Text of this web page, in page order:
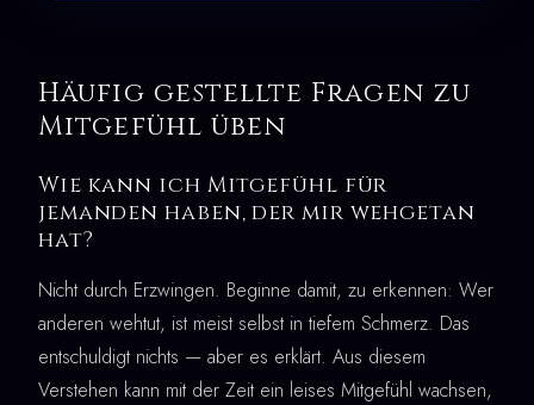
Häufig gestellte Fragen zu
Mitgefühl üben
Wie kann ich Mitgefühl für
jemanden haben, der mir wehgetan
hat?
Nicht durch Erzwingen. Beginne damit, zu erkennen: Wer
anderen wehtut, ist meist selbst in tiefem Schmerz. Das
entschuldigt nichts — aber es erklärt. Aus diesem
Verstehen kann mit der Zeit ein leises Mitgefühl wachsen,